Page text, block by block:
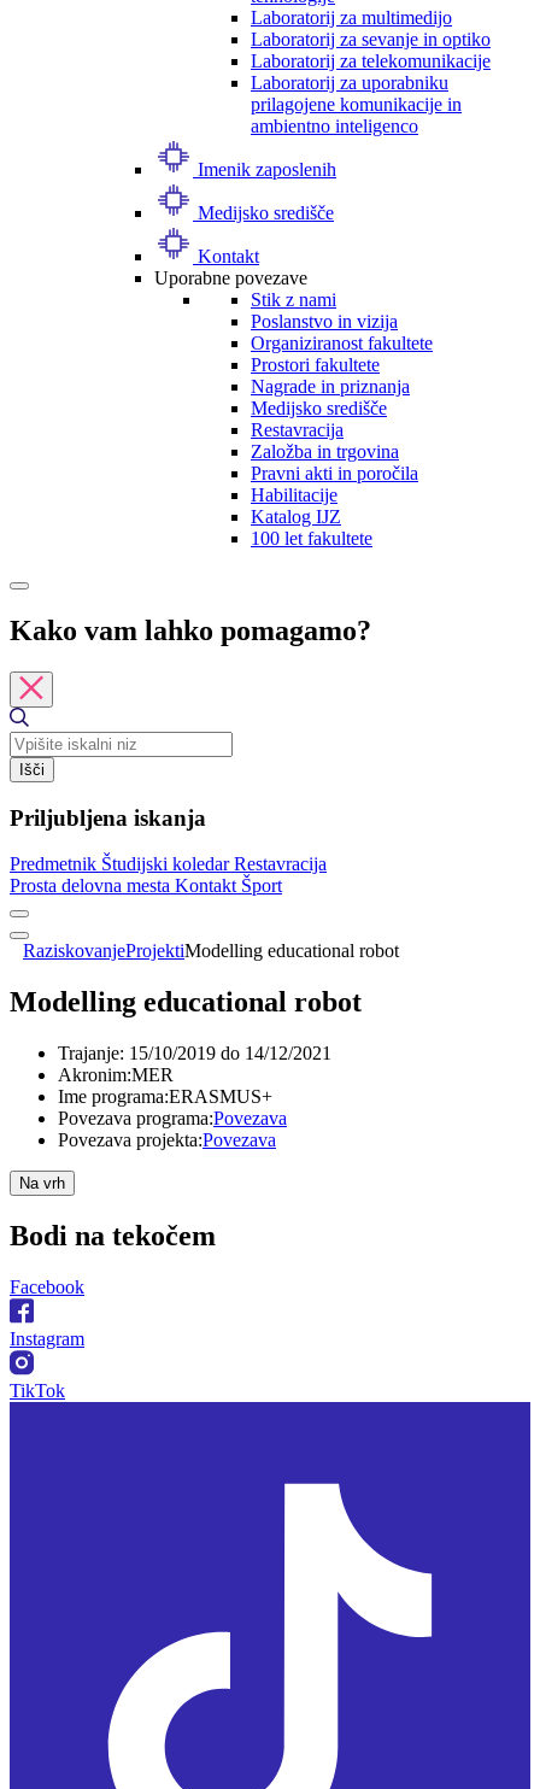
Laboratorij za multimedijo
Laboratorij za sevanje in optiko
Laboratorij za telekomunikacije
Laboratorij za uporabniku
prilagojene komunikacije in
ambientno inteligenco
Imenik zaposlenih
Medijsko središče
Kontakt
Uporabne povezave
Stik z nami
Poslanstvo in vizija
Organiziranost fakultete
Prostori fakultete
Nagrade in priznanja
Medijsko središče
Restavracija
Založba in trgovina
Pravni akti in poročila
Habilitacije
Katalog IJZ
100 let fakultete
Kako vam lahko pomagamo?
Išči
Priljubljena iskanja
Predmetnik Študijski koledarRestavracija
Prosta delovna mesta Kontakt Šport
RaziskovanjeProjektiModelling educational robot
Modelling educational robot
Trajanje: 15/10/2019 do 14/12/2021
Akronim:MER
Ime programa:ERASMUS+
Povezava programa:Povezava
Povezava projekta:Povezava
Na vrh
Bodi na tekočem
Facebook
Instagram
TikTok